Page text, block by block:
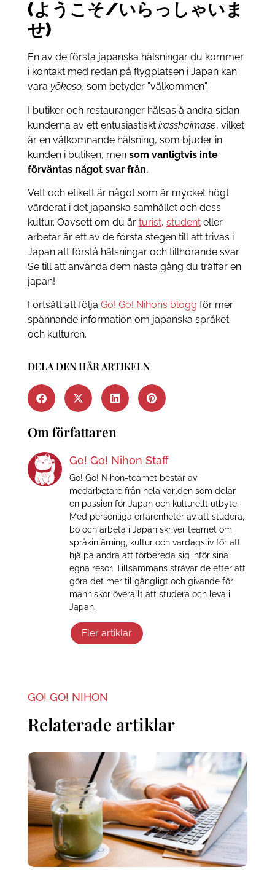
(ようこそ/いらっしゃいま
せ)
En av de första japanska hälsningar du kommer
i kontakt med redan på flygplatsen i Japan kan
vara yōkoso, som betyder ”välkommen”.
I butiker och restauranger hälsas å andra sidan
kunderna av ett entusiastiskt irasshaimase, vilket
är en välkomnande hälsning, som bjuder in
kunden i butiken, men som vanligtvis inte
förväntas något svar från.
Vett och etikett är något som är mycket högt
värderat i det japanska samhället och dess
kultur. Oavsett om du är turist, studenteller
arbetar är ett av de första stegen till att trivas i
Japan att förstå hälsningar och tillhörande svar.
Se till att använda dem nästa gång du träffar en
japan!
Fortsätt att följa Go! Go! Nihons blogg för mer
spännande information om japanska språket
och kulturen.
DELA DEN HÄR ARTIKELN
Om författaren
Go! Go! Nihon Staff
Go! Go! Nihon-teamet består av
medarbetare från hela världen som delar
en passion för Japan och kulturellt utbyte.
Med personliga erfarenheter av att studera,
bo och arbeta i Japan skriver teamet om
språkinlärning, kultur och vardagsliv för att
hjälpa andra att förbereda sig inför sina
egna resor. Tillsammans strävar de efter att
göra det mer tillgängligt och givande för
människor överallt att studera och leva i
Japan.
Fler artiklar
GO! GO! NIHON
Relaterade artiklar